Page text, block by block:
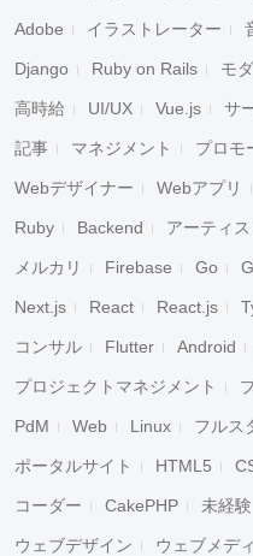
Adobe イラストレーター
Django Ruby on Rails モ
高時給 UI/UX Vue.js サ
記事 マネジメント プロモ
Webデザイナー Webアプリ
Ruby Backend アーティス
メルカリ Firebase Go
Next.js React React.js
コンサル Flutter Android
プロジェクトマネジメント
PdM Web Linux フルス
ポータルサイト HTML5
コーダー CakePHP 未経験
ウェブデザイン ウェブメデ